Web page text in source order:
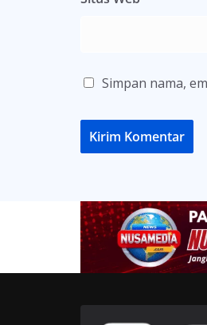
Simpan nama,